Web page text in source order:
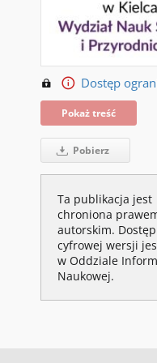
Dostęp
Pokaż treść
Pobierz
Ta publikacja jest
chroniona
autorskim.
cyfrowej wersji
w Oddziale
Naukowej.